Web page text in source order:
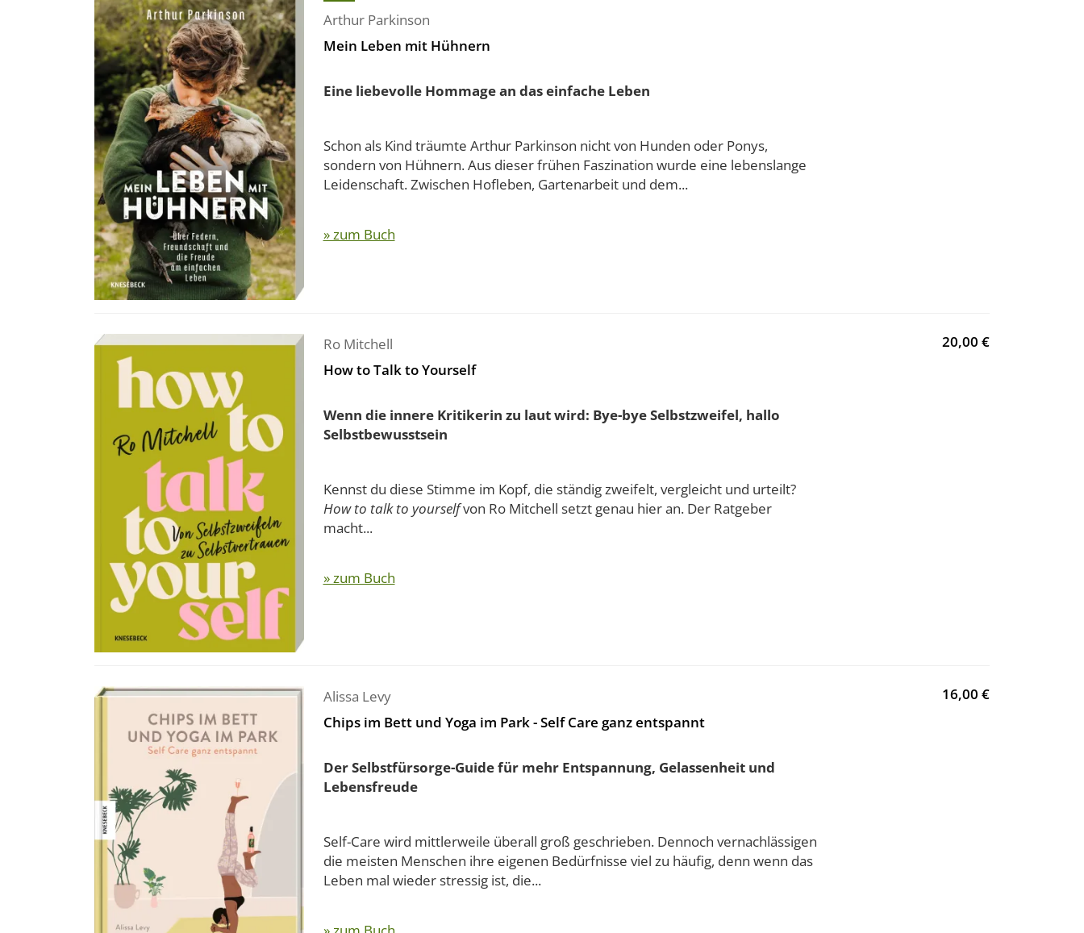
Arthur Parkinson
Mein Leben mit Hühnern
Eine liebevolle Hommage an das einfache Leben
Schon als Kind träumte Arthur Parkinson nicht von Hunden oder Ponys,
sondern von Hühnern. Aus dieser frühen Faszination wurde eine lebenslange
Leidenschaft. Zwischen Hofleben, Gartenarbeit und dem...
» zum Buch
Ro Mitchell
How to Talk to Yourself
Wenn die innere Kritikerin zu laut wird: Bye-bye Selbstzweifel, hallo
Selbstbewusstsein
Kennst du diese Stimme im Kopf, die ständig zweifelt, vergleicht und urteilt?
How to talk to yourselfvon Ro Mitchell setzt genau hier an. Der Ratgeber
macht...
» zum Buch
20,00 €
Alissa Levy
Chips im Bett und Yoga im Park - Self Care ganz entspannt
Der Selbstfürsorge-Guide für mehr Entspannung, Gelassenheit und
Lebensfreude
Self-Care wird mittlerweile überall groß geschrieben. Dennoch vernachlässigen
die meisten Menschen ihre eigenen Bedürfnisse viel zu häufig, denn wenn das
Leben mal wieder stressig ist, die...
16,00 €